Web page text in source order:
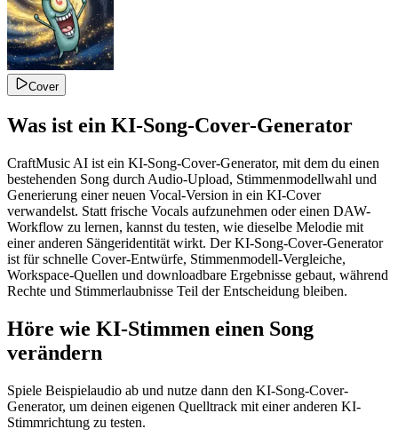
Cover
Was ist ein KI-Song-Cover-Generator
CraftMusic AI ist ein KI-Song-Cover-Generator, mit dem du einen
bestehenden Song durch Audio-Upload, Stimmenmodellwahl und
Generierung einer neuen Vocal-Version in ein KI-Cover
verwandelst. Statt frische Vocals aufzunehmen oder einen DAW-
Workflow zu lernen, kannst du testen, wie dieselbe Melodie mit
einer anderen Sängeridentität wirkt. Der KI-Song-Cover-Generator
ist für schnelle Cover-Entwürfe, Stimmenmodell-Vergleiche,
Workspace-Quellen und downloadbare Ergebnisse gebaut, während
Rechte und Stimmerlaubnisse Teil der Entscheidung bleiben.
Höre wie KI-Stimmen einen Song
verändern
Spiele Beispielaudio ab und nutze dann den KI-Song-Cover-
Generator, um deinen eigenen Quelltrack mit einer anderen KI-
Stimmrichtung zu testen.